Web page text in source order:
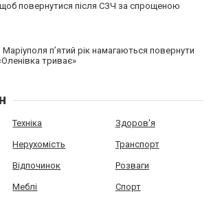
повернутися після СЗЧ за спрощеною
пʼятий рік намагаються повернути
триває»
Техніка Здоров'я
Нерухомість Транспорт
Відпочинок Розваги
Меблі Спорт